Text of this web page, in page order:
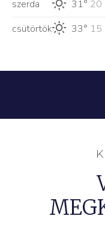
szerda
31° 20
csütörtök
33° 15